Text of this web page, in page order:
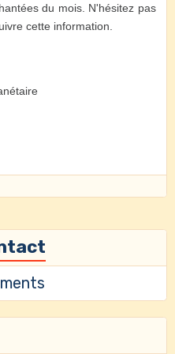
du mois. N'hésitez pas
cette information.